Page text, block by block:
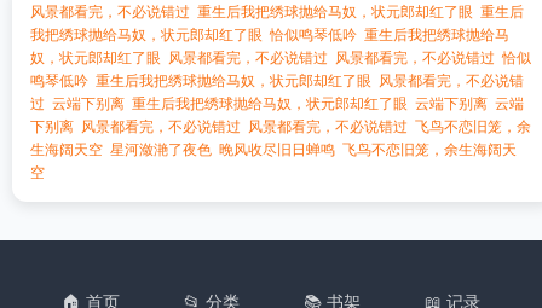
风景都看完，不必说错过 重生后我把绣球抛给马奴，状元郎却红了眼 重生后
我把绣球抛给马奴，状元郎却红了眼 恰似鸣琴低吟 重生后我把绣球抛给马
奴，状元郎却红了眼 风景都看完，不必说错过 风景都看完，不必说错过 恰似
鸣琴低吟 重生后我把绣球抛给马奴，状元郎却红了眼 风景都看完，不必说错
过 云端下别离 重生后我把绣球抛给马奴，状元郎却红了眼 云端下别离 云端
下别离 风景都看完，不必说错过 风景都看完，不必说错过 飞鸟不恋旧笼，余
生海阔天空 星河潋滟了夜色 晚风收尽旧日蝉鸣 飞鸟不恋旧笼，余生海阔天
空
🏠 首页 📂 分类 📚 书架 📖 记录